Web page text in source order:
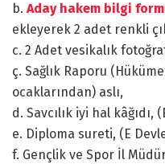
b. Aday hakem bilgi
ekleyerek 2 adet renkli
c. 2 Adet vesikalık
ç. Sağlık Raporu
ocaklarından) aslı,
d. Savcılık iyi hal
e. Diploma sureti, (E
f. Gençlik ve Spor İl